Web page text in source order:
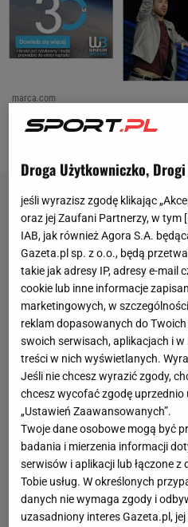
marca.com
OTWÓRZ
Droga Użytkowniczko,
jeśli wyrazisz zgodę klikając
oraz jej Zaufani Partnerzy, w tym [
IAB, jak również Agora S.A.
Gazeta.pl sp. z o.o., będą
takie jak adresy IP, adresy e-mail
cookie lub inne informacje
marketingowych, w
reklam dopasowanych do
swoich serwisach, aplikacjach i
treści w nich wyświetlanych.
Jeśli nie chcesz wyrazić zgody,
chcesz wycofać zgodę uprzednio
„Ustawień Zaawansowanych”.
Twoje dane osobowe mogą być
badania i mierzenia informacji
serwisów i aplikacji lub łączone
Tobie usług. W określonych
danych nie wymaga zgody i
uzasadniony interes Gazeta.pl,